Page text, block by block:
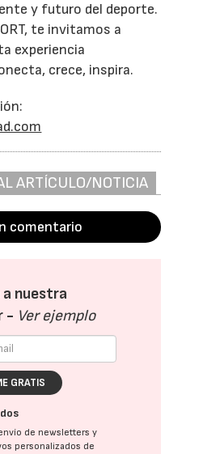
y futuro del deporte.
te invitamos a
experiencia
crece, inspira.
ARTÍCULO/NOTICIA
comentario
a nuestra
- Ver ejemplo
GRATIS
de newsletters y
personalizados de